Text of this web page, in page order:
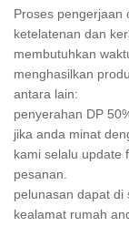
Proses pengerjaan
ketelatenan dan
membutuhkan
menghasilkan
antara lain:
penyerahan DP
jika anda minat
kami selalu update
pesanan.
pelunasan dapat di
kealamat rumah